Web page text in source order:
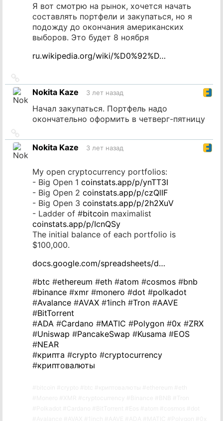
Я вот смотрю на рынок, хочется начать
составлять портфели и закупаться, но я
подожду до окончания американских
выборов. Это будет 8 ноября
ru.wikipedia.org/wiki/%D0%92%D…
на
источник
Nokita Kaze 3 лет назад
Начал закупаться. Портфель надо
окончательно оформить в четверг-пятницу
на
источник
Nokita Kaze 3 лет назад
My open cryptocurrency portfolios:
- Big Open 1 coinstats.app/p/ynTT3I
- Big Open 2 coinstats.app/p/czQlIF
- Big Open 3 coinstats.app/p/2h2XuV
- Ladder of #bitcoin maximalist
coinstats.app/p/IcnQSy
The initial balance of each portfolio is
$100,000.
docs.google.com/spreadsheets/d…
#btc #ethereum #eth #atom #cosmos #bnb
#binance #xmr #monero #dot #polkadot
#Avalance #AVAX #1inch #Tron #AAVE
#BitTorrent
#ADA #Cardano #MATIC #Polygon #0x #ZRX
#Uniswap #PancakeSwap #Kusama #EOS
#NEAR
#крипта #crypto #cryptocurrency
#криптовалюты